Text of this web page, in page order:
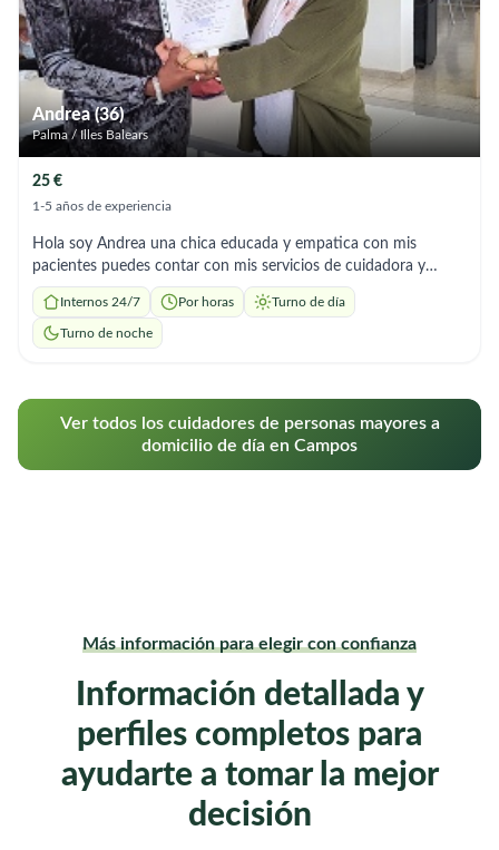
Andrea (36)
Palma / Illes Balears
25 €
1-5 años de experiencia
Hola soy Andrea una chica educada y empatica con mis
pacientes puedes contar con mis servicios de cuidadora y
también puedo encargarme de tus tareas del Hogar y
preparación de comida soy responsable y comprometida, me
adapto a los horarios que necesites
Internos 24/7 Por horas Turno de día
Turno de noche
Ver todos los cuidadores de personas mayores a
domicilio de día en Campos
Más información para elegir con confianza
Información detallada y
perfiles completos para
ayudarte a tomar la mejor
decisión